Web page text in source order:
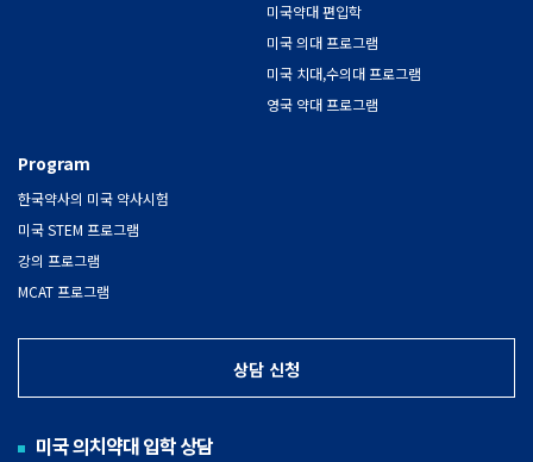
미국약대 편입학
미국 의대 프로그램
미국 치대,수의대 프로그램
영국 약대 프로그램
Program
한국약사의 미국 약사시험
미국 STEM 프로그램
강의 프로그램
MCAT 프로그램
상담 신청
미국 의치약대 입학 상담